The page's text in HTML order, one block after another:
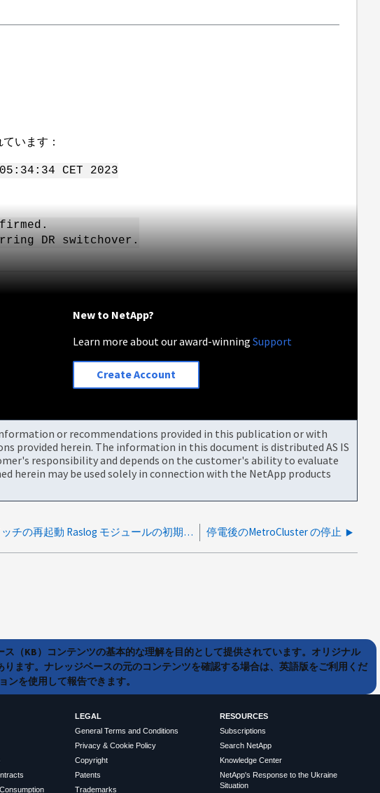
います：
CET 2023
DR switchover.
New to NetApp?
Learn more about our award-winningSupport
Create Account
or recommendations provided in this publication or with
provided herein. The information in this document is distributed AS IS
responsibility and depends on the customer's ability to evaluate
may be used solely in connection with the NetApp products
予期しないスイッチの再起動 Raslog モジュールの初期化に失敗しました rc = -1 停電後のMetroCluster の停止
（KB）コンテンツの基本的な理解を目的として提供されています。オリジナル
ます。ナレッジベースの元のコンテンツを確認する場合は、英語版をご利用くだ
を使用して報告できます。
LEGAL
General Terms and Conditions
Privacy & Cookie Policy
Copyright
Patents
Trademarks
RESOURCES
Subscriptions
Search NetApp
Knowledge Center
NetApp's Response to the Ukraine
Situation